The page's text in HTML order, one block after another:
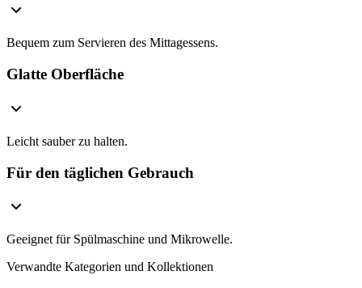
Bequem zum Servieren des Mittagessens.
Glatte Oberfläche
Leicht sauber zu halten.
Für den täglichen Gebrauch
Geeignet für Spülmaschine und Mikrowelle.
Verwandte Kategorien und Kollektionen